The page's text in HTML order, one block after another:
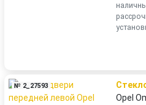
№ 2_27593
Opel